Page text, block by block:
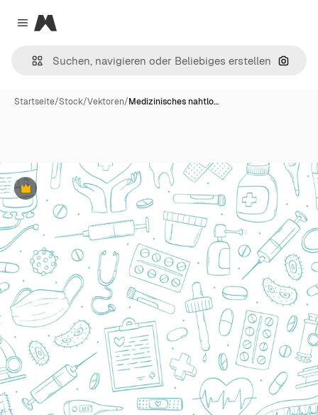
Close menu
Magnific
Nach
Startseite/Stock/Vektoren/Medizinisches nahtlo…
Premium